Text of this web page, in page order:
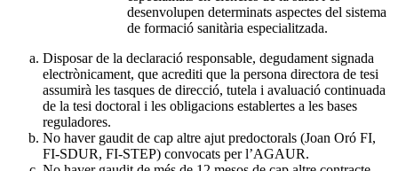
desenvolupen determinats aspectes del sistema
de formació sanitària especialitzada.
Disposar de la declaració responsable, degudament signada
electrònicament, que acrediti que la persona directora de tesi
assumirà les tasques de direcció, tutela i avaluació continuada
de la tesi doctoral i les obligacions establertes a les bases
reguladores.
No haver gaudit de cap altre ajut predoctorals (Joan Oró FI,
FI-SDUR, FI-STEP) convocats per l’AGAUR.